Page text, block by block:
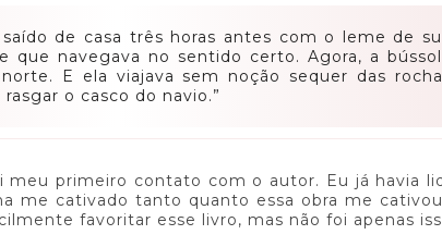
de casa três horas antes com o leme de
que navegava no sentido certo. Agora, a
E ela viajava sem noção sequer das
o casco do navio.”
meu primeiro contato com o autor. Eu já havia
me cativado tanto quanto essa obra me
favoritar esse livro, mas não foi apenas